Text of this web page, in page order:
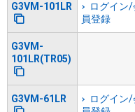
G3VM-101LR
ログイン/
員登録
G3VM-
101LR(TR05)
G3VM-61LR
ログイン/